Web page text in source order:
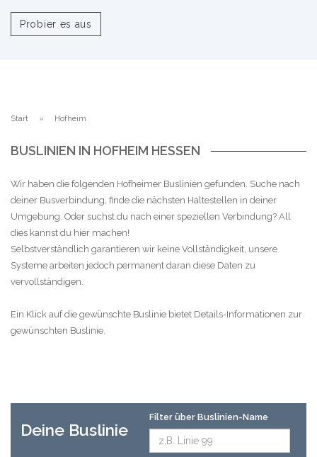
Probier es aus
Start Hofheim
BUSLINIEN IN HOFHEIM HESSEN
Wir haben die folgenden Hofheimer Buslinien gefunden. Suche nach
deiner Busverbindung, finde die nächsten Haltestellen in deiner
Umgebung. Oder suchst du nach einer speziellen Verbindung? All
dies kannst du hier machen!
Selbstverständlich garantieren wir keine Vollständigkeit, unsere
Systeme arbeiten jedoch permanent daran diese Daten zu
vervollständigen.
Ein Klick auf die gewünschte Buslinie bietet Details-Informationen zur
gewünschten Buslinie.
Deine Buslinie
Filter über Buslinien-Name